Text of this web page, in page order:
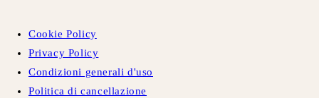
Cookie Policy
Privacy Policy
Condizioni generali d'uso
Politica di cancellazione